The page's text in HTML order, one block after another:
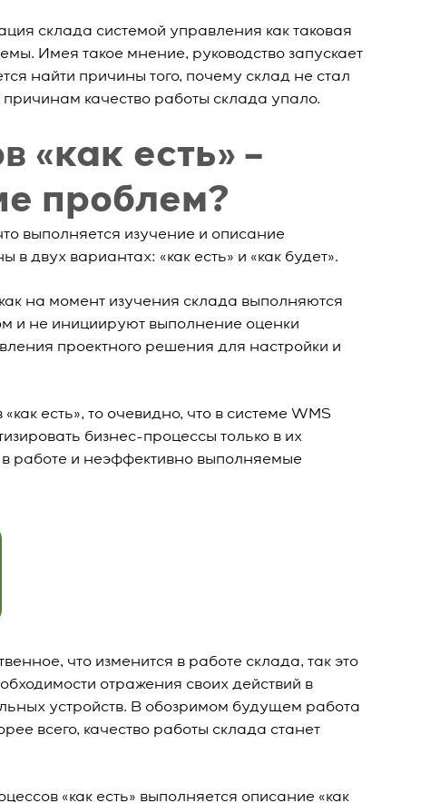
склада системой управления как таковая
Имея такое мнение, руководство запускает
найти причины того, почему склад не стал
причинам качество работы склада упало.
«как есть» –
проблем?
выполняется изучение и описание
двух вариантах: «как есть» и «как будет».
на момент изучения склада выполняются
и не инициируют выполнение оценки
проектного решения для настройки и
есть», то очевидно, что в системе WMS
бизнес-процессы только в их
работе и неэффективно выполняемые
что изменится в работе склада, так это
отражения своих действий в
устройств. В обозримом будущем работа
всего, качество работы склада станет
«как есть» выполняется описание «как